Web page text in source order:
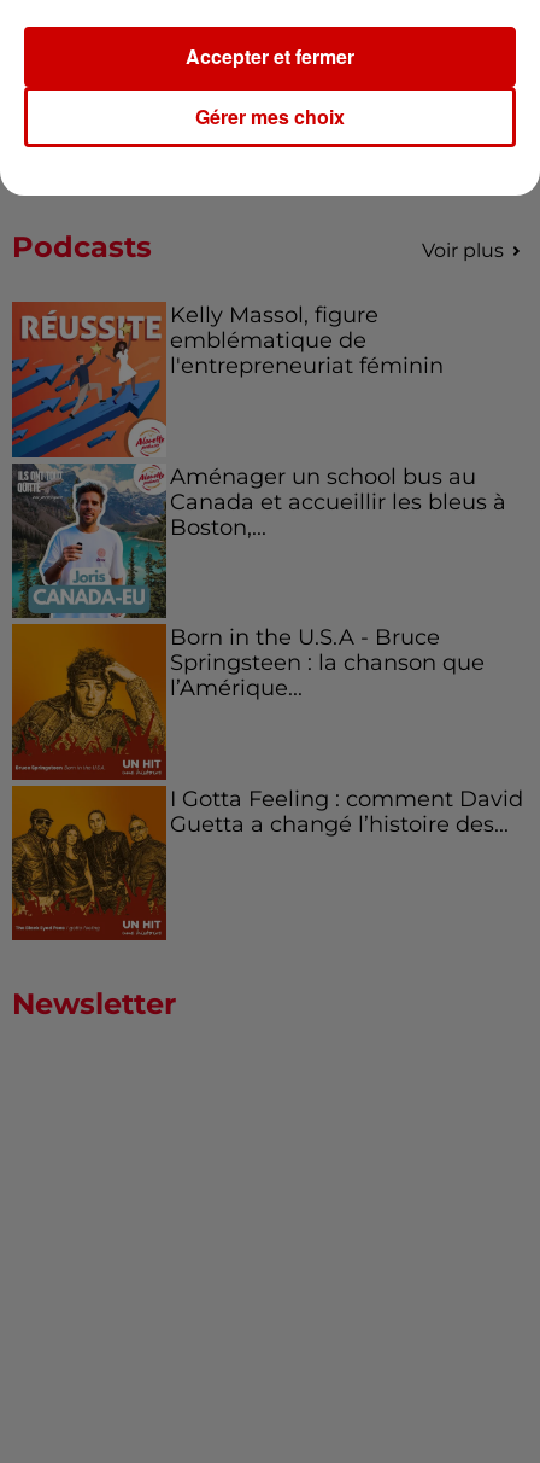
en jet ski !
Podcasts Voir plus
Kelly Massol, figure
emblématique de
l'entrepreneuriat féminin
Aménager un school bus au
Canada et accueillir les bleus à
Boston,...
Born in the U.S.A - Bruce
Springsteen : la chanson que
l’Amérique...
I Gotta Feeling : comment David
Guetta a changé l’histoire des...
Newsletter
Gérer mes choix
Accepter et fermer